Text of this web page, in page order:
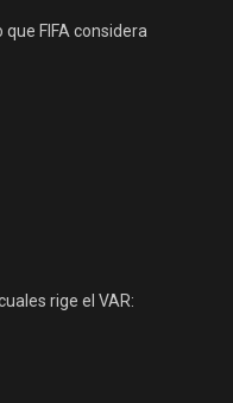
FIFA considera
rige el VAR: